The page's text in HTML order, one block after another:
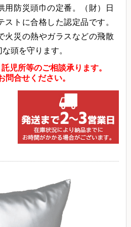
用防災頭巾の定番。（財）日
ストに合格した認定品です。
火災の熱やガラスなどの飛散
頭を守ります。
児所等のご相談承ります。
問合せください。